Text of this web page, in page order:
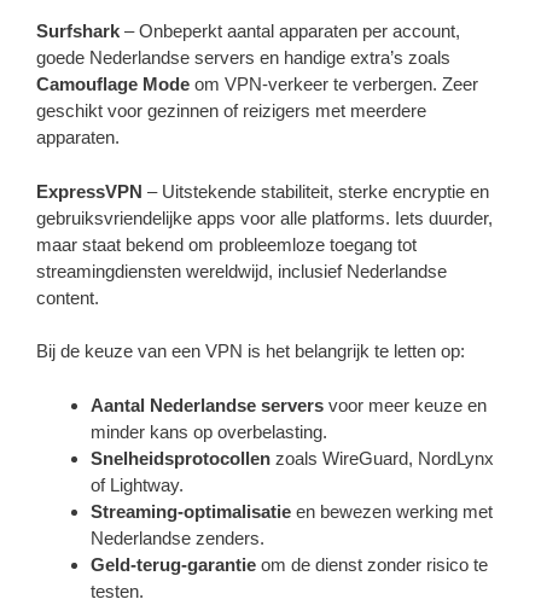
Surfshark – Onbeperkt aantal apparaten per account,
goede Nederlandse servers en handige extra’s zoals
Camouflage Mode om VPN-verkeer te verbergen. Zeer
geschikt voor gezinnen of reizigers met meerdere
apparaten.
ExpressVPN – Uitstekende stabiliteit, sterke encryptie en
gebruiksvriendelijke apps voor alle platforms. Iets duurder,
maar staat bekend om probleemloze toegang tot
streamingdiensten wereldwijd, inclusief Nederlandse
content.
Bij de keuze van een VPN is het belangrijk te letten op:
Aantal Nederlandse servers voor meer keuze en
minder kans op overbelasting.
Snelheidsprotocollen zoals WireGuard, NordLynx
of Lightway.
Streaming-optimalisatie en bewezen werking met
Nederlandse zenders.
Geld-terug-garantie om de dienst zonder risico te
testen.